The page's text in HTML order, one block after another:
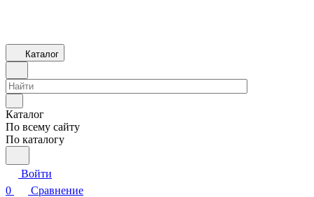
Каталог
Каталог
По всему сайту
По каталогу
Войти
0
Сравнение